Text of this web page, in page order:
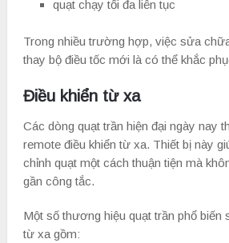
quạt chạy tối đa liên tục
Trong nhiều trường hợp, việc sửa
thay bộ điều tốc mới là có thể khắc
Điều khiển từ xa
Các dòng quạt trần hiện đại ngày nay
remote điều khiển từ xa. Thiết bị này
chỉnh quạt một cách thuận tiện mà
gần công tắc.
Một số thương hiệu quạt trần phổ biến
từ xa gồm: